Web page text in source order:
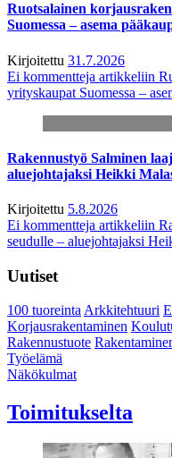
Ruotsalainen
Suomessa – asema
Kirjoitettu 31.7.2026
Ei kommentteja artikkeliin
yrityskaupat Suomessa –
Rakennustyö Salminen
aluejohtajaksi Heikki
Kirjoitettu 5.8.2026
Ei kommentteja artikkeliin
seudulle – aluejohtajaksi
Uutiset
100 tuoreintaArkkitehtuuri
Korjausrakentaminen
Rakennustuote
Työelämä
Näkökulmat
Toimitukselta